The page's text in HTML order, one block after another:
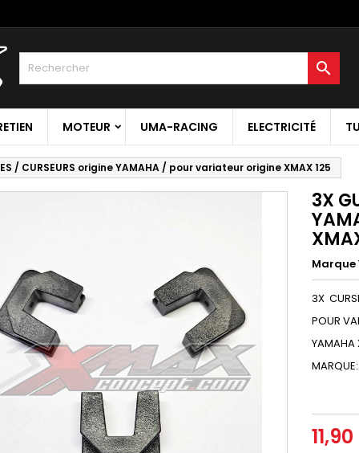

MOTEUR UMA-RACING ELECTRICITÉ
/ CURSEURS origine YAMAHA / pour variateur origine XMAX 125
3X
Marque
3X
POUR
YAMAHA